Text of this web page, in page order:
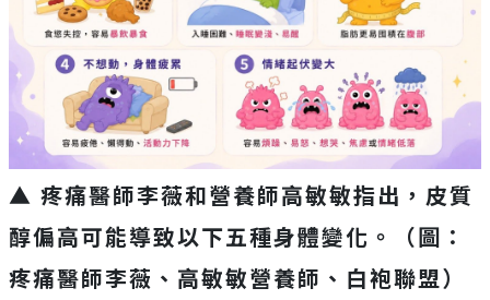
▲ 疼痛醫師李薇和營養師高敏敏指出，皮質
醇偏高可能導致以下五種身體變化。（圖：
疼痛醫師李薇、高敏敏營養師、白袍聯盟）